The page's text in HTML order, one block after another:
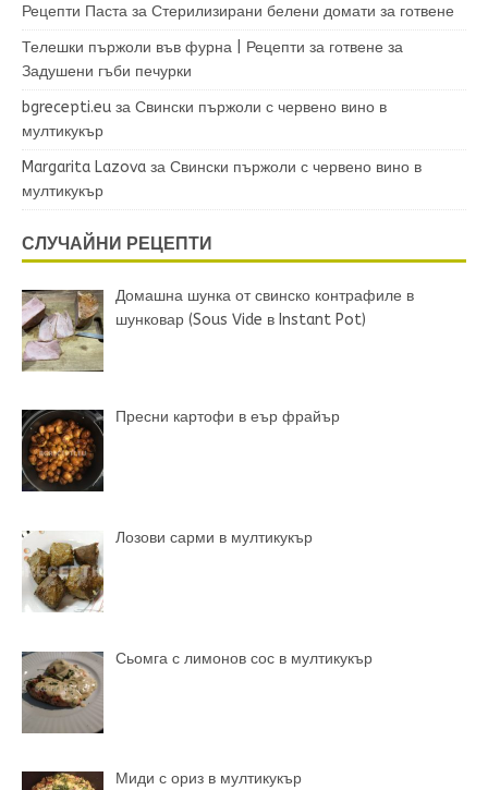
Рецепти Паста за Стерилизирани белени домати за готвене
Телешки пържоли във фурна | Рецепти за готвене за
Задушени гъби печурки
bgrecepti.eu за Свински пържоли с червено вино в
мултикукър
Margarita Lazova за Свински пържоли с червено вино в
мултикукър
СЛУЧАЙНИ РЕЦЕПТИ
Домашна шунка от свинско контрафиле в
шунковар (Sous Vide в Instant Pot)
Пресни картофи в еър фрайър
Лозови сарми в мултикукър
Сьомга с лимонов сос в мултикукър
Миди с ориз в мултикукър